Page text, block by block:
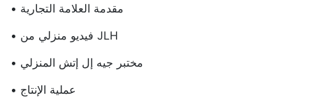
• مقدمة العلامة التجارية
• فيديو منزلي من JLH
• مختبر جيه إل إتش المنزلي
• عملية الإنتاج